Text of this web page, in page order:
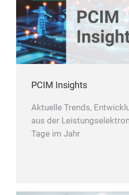
PCIM Insights
Aktuelle Trends,
aus der
Tage im Jahr